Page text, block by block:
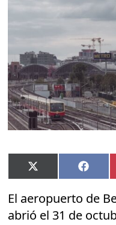
Compartir
en
X
(Twitter) en
El aeropuerto de
abrió el 31 de